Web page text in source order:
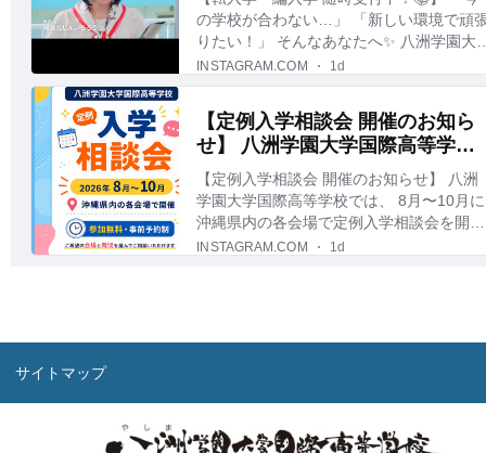
サイトマップ